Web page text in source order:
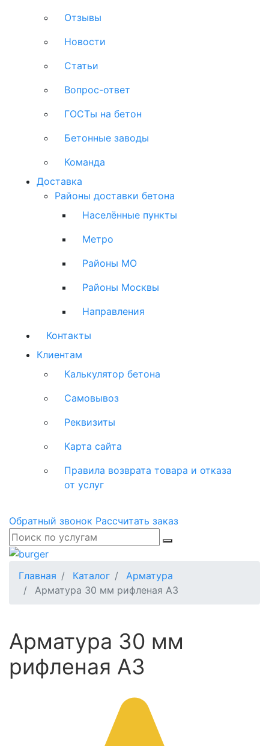
Отзывы
Новости
Статьи
Вопрос-ответ
ГОСТы на бетон
Бетонные заводы
Команда
Доставка
Районы доставки бетона
Населённые пункты
Метро
Районы МО
Районы Москвы
Направления
Контакты
Клиентам
Калькулятор бетона
Самовывоз
Реквизиты
Карта сайта
Правила возврата товара и отказа
от услуг
Обратный звонок Рассчитать заказ
Главная Каталог
Арматура
Арматура 30 мм рифленая А3
Арматура 30 мм
рифленая А3